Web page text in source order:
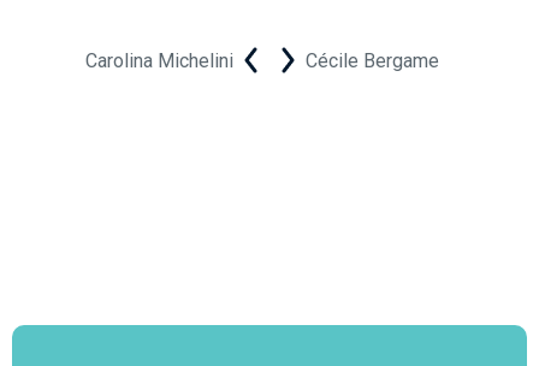
Carolina Michelini Cécile Bergame